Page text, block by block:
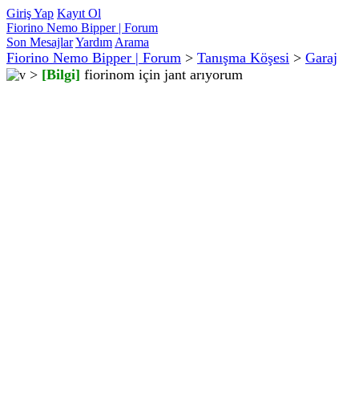
Giriş Yap Kayıt Ol
Fiorino Nemo Bipper | Forum
Son MesajlarYardım Arama
Fiorino Nemo Bipper | Forum > Tanışma Köşesi > Garaj
> [Bilgi] fiorinom için jant arıyorum